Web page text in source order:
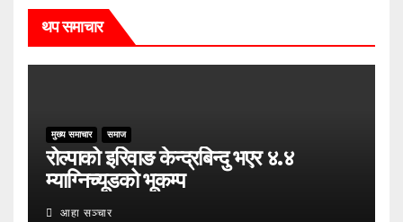
थप समाचार
मुख्य समाचार समाज
रोल्पाको इरिवाङ केन्द्रबिन्दु भएर ४.४
म्याग्निच्यूडको भूकम्प
आहा सञ्चार